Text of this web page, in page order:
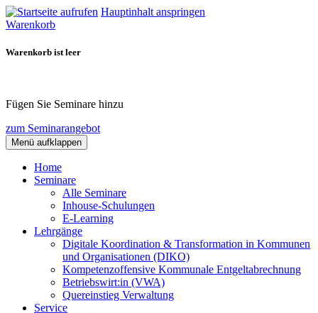
Hauptinhalt anspringen
Warenkorb
Warenkorb ist leer
Fügen Sie Seminare hinzu
zum Seminarangebot
Menü aufklappen
Home
Seminare
Alle Seminare
Inhouse-Schulungen
E-Learning
Lehrgänge
Digitale Koordination & Transformation in Kommunen
und Organisationen (DIKO)
Kompetenzoffensive Kommunale Entgeltabrechnung
Betriebswirt:in (VWA)
Quereinstieg Verwaltung
Service